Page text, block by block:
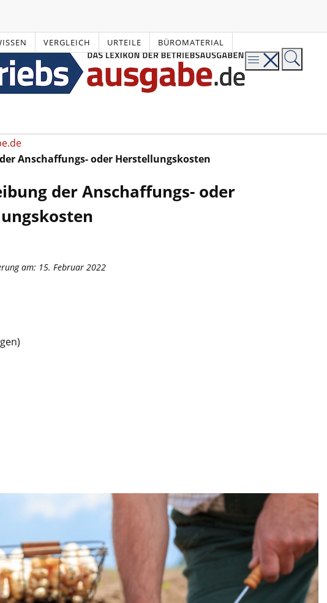
VERGLEICH URTEILE BÜROMATERIAL
Anschaffungs- oder Herstellungskosten
der Anschaffungs- oder
am: 15. Februar 2022